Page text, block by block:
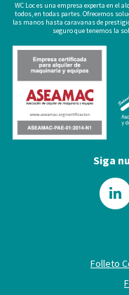
WC Loc es una empresa experta en el
todos, en todas partes. Ofrecemos
las manos hasta caravanas de
seguro que tenemos la
Siga
Folleto